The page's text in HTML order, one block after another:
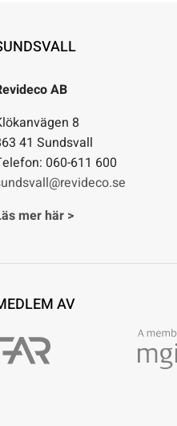
AB
8
41 Sundsvall
060-611 600
mer här >
AV